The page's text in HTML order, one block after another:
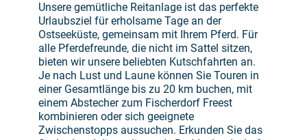
Unsere gemütliche Reitanlage ist das perfekte
Urlaubsziel für erholsame Tage an der
Ostseeküste, gemeinsam mit Ihrem Pferd. Für
alle Pferdefreunde, die nicht im Sattel sitzen,
bieten wir unsere beliebten Kutschfahrten an.
Je nach Lust und Laune können Sie Touren in
einer Gesamtlänge bis zu 20 km buchen, mit
einem Abstecher zum Fischerdorf Freest
kombinieren oder sich geeignete
Zwischenstopps aussuchen. Erkunden Sie das